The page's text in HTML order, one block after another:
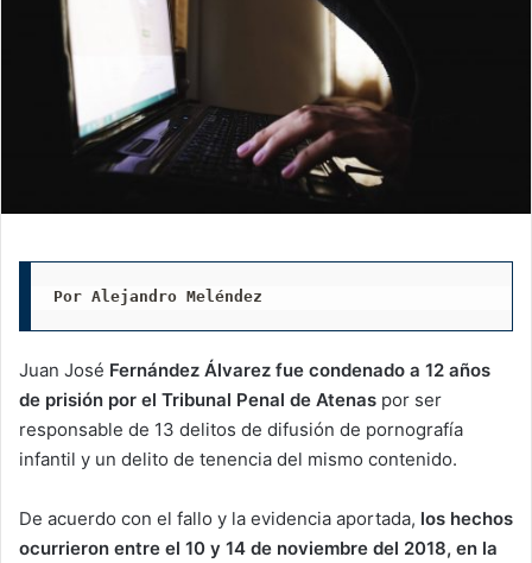
Por Alejandro Meléndez
Juan José Fernández Álvarez fue condenado a 12 años
de prisión por el Tribunal Penal de Atenas por ser
responsable de 13 delitos de difusión de pornografía
infantil y un delito de tenencia del mismo contenido.
De acuerdo con el fallo y la evidencia aportada, los hechos
ocurrieron entre el 10 y 14 de noviembre del 2018, en la